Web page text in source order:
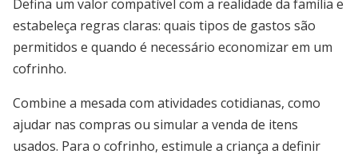
Defina um valor compatível com a realidade da família e
estabeleça regras claras: quais tipos de gastos são
permitidos e quando é necessário economizar em um
cofrinho.
Combine a mesada com atividades cotidianas, como
ajudar nas compras ou simular a venda de itens
usados. Para o cofrinho, estimule a criança a definir